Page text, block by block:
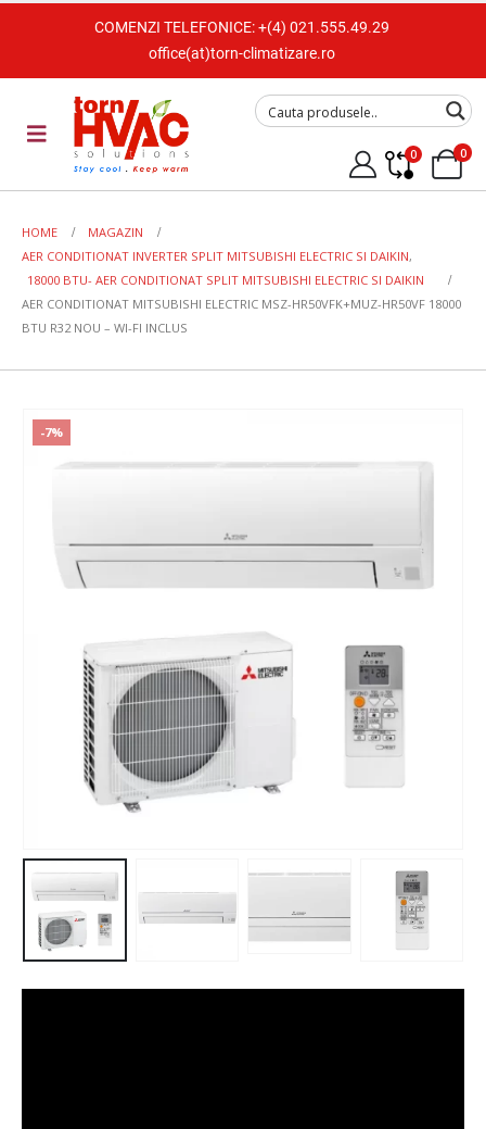
COMENZI TELEFONICE:+(4) 021.555.49.29
office(at)torn-climatizare.ro
0 0
HOME
MAGAZIN
AER CONDITIONAT INVERTER SPLIT MITSUBISHI ELECTRIC SI DAIKIN,
18000 BTU- AER CONDITIONAT SPLIT MITSUBISHI ELECTRIC SI DAIKIN
AER CONDITIONAT MITSUBISHI ELECTRIC MSZ-HR50VFK+MUZ-HR50VF 18000
BTU R32 NOU – WI-FI INCLUS
-7%